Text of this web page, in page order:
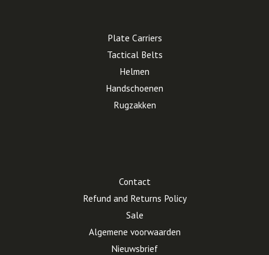
Plate Carriers
Tactical Belts
Helmen
Handschoenen
Rugzakken
Contact
Refund and Returns Policy
Sale
Algemene voorwaarden
Nieuwsbrief